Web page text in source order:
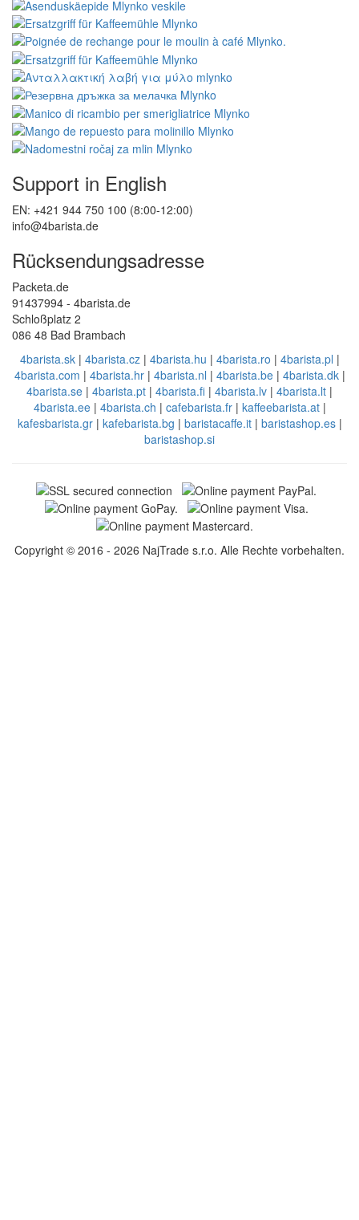
Support in English
EN: +421 944 750 100 (8:00-12:00)
info@4barista.de
Rücksendungsadresse
Packeta.de
91437994 - 4barista.de
Schloßplatz 2
086 48 Bad Brambach
4barista.sk| 4barista.cz| 4barista.hu | 4barista.ro | 4barista.pl |
4barista.com | 4barista.hr| 4barista.nl | 4barista.be| 4barista.dk|
4barista.se | 4barista.pt | 4barista.fi | 4barista.lv | 4barista.lt |
4barista.ee| 4barista.ch | cafebarista.fr| kaffeebarista.at|
kafesbarista.gr| kafebarista.bg | baristacaffe.it| baristashop.es|
baristashop.si
Copyright © 2016 - 2026 NajTrade s.r.o. Alle Rechte vorbehalten.